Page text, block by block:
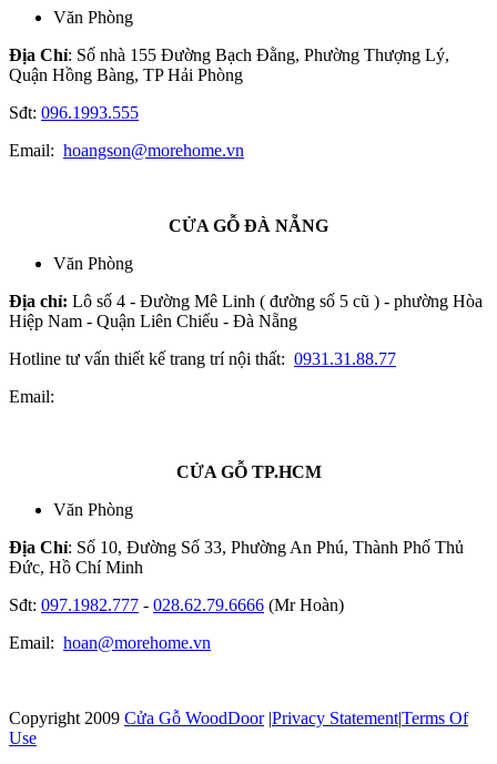
Văn Phòng
Địa Chỉ: Số nhà 155 Đường Bạch Đằng, Phường Thượng Lý,
Quận Hồng Bàng, TP Hải Phòng
Sđt: 096.1993.555
Email: hoangson@morehome.vn
CỬA GỖ ĐÀ NẴNG
Văn Phòng
Địa chỉ: Lô số 4 - Đường Mê Linh ( đường số 5 cũ ) - phường Hòa
Hiệp Nam - Quận Liên Chiểu - Đà Nẵng
Hotline tư vấn thiết kế trang trí nội thất: 0931.31.88.77
Email:
CỬA GỖ TP.HCM
Văn Phòng
Địa Chỉ: Số 10, Đường Số 33, Phường An Phú, Thành Phố Thủ
Đức, Hồ Chí Minh
Sđt: 097.1982.777 - 028.62.79.6666 (Mr Hoàn)
Email: hoan@morehome.vn
Copyright 2009 Cửa Gỗ WoodDoor |Privacy Statement|Terms Of
Use